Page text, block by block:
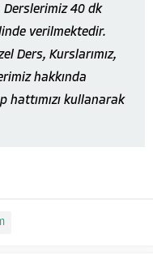
Derslerimiz 40 dk
verilmektedir.
Ders, Kurslarımız,
hakkında
hattımızı kullanarak